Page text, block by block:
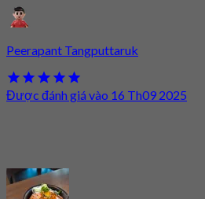
Peerapant Tangputtaruk
Được đánh giá vào 16 Th09 2025